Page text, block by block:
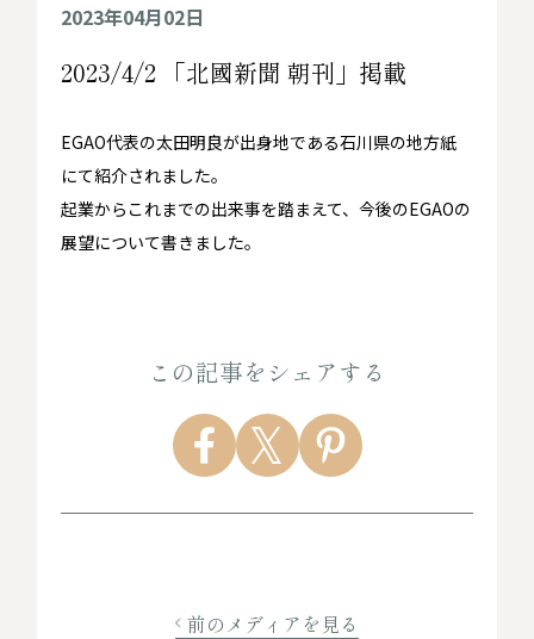
2023年04月02日
2023/4/2 「北國新聞 朝刊」掲載
EGAO代表の太田明良が出身地である石川県の地方紙
にて紹介されました。
起業からこれまでの出来事を踏まえて、今後のEGAOの
展望について書きました。
この記事をシェアする
前のメディアを見る